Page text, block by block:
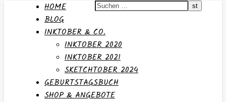
HOME
BLOG
INKTOBER & CO.
INKTOBER 2020
INKTOBER 2021
SKETCHTOBER 2024
GEBURTSTAGSBUCH
SHOP & ANGEBOTE